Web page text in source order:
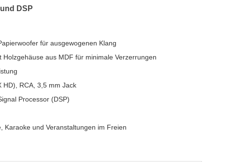
DSP
für ausgewogenen Klang
aus MDF für minimale Verzerrungen
HD), RCA, 3,5 mm Jack
Processor (DSP)
Karaoke und Veranstaltungen im Freien